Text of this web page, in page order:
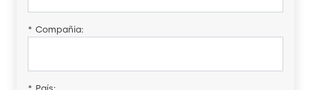
* Compañia: